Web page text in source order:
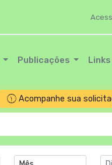
Publicações
Acompanhe sua